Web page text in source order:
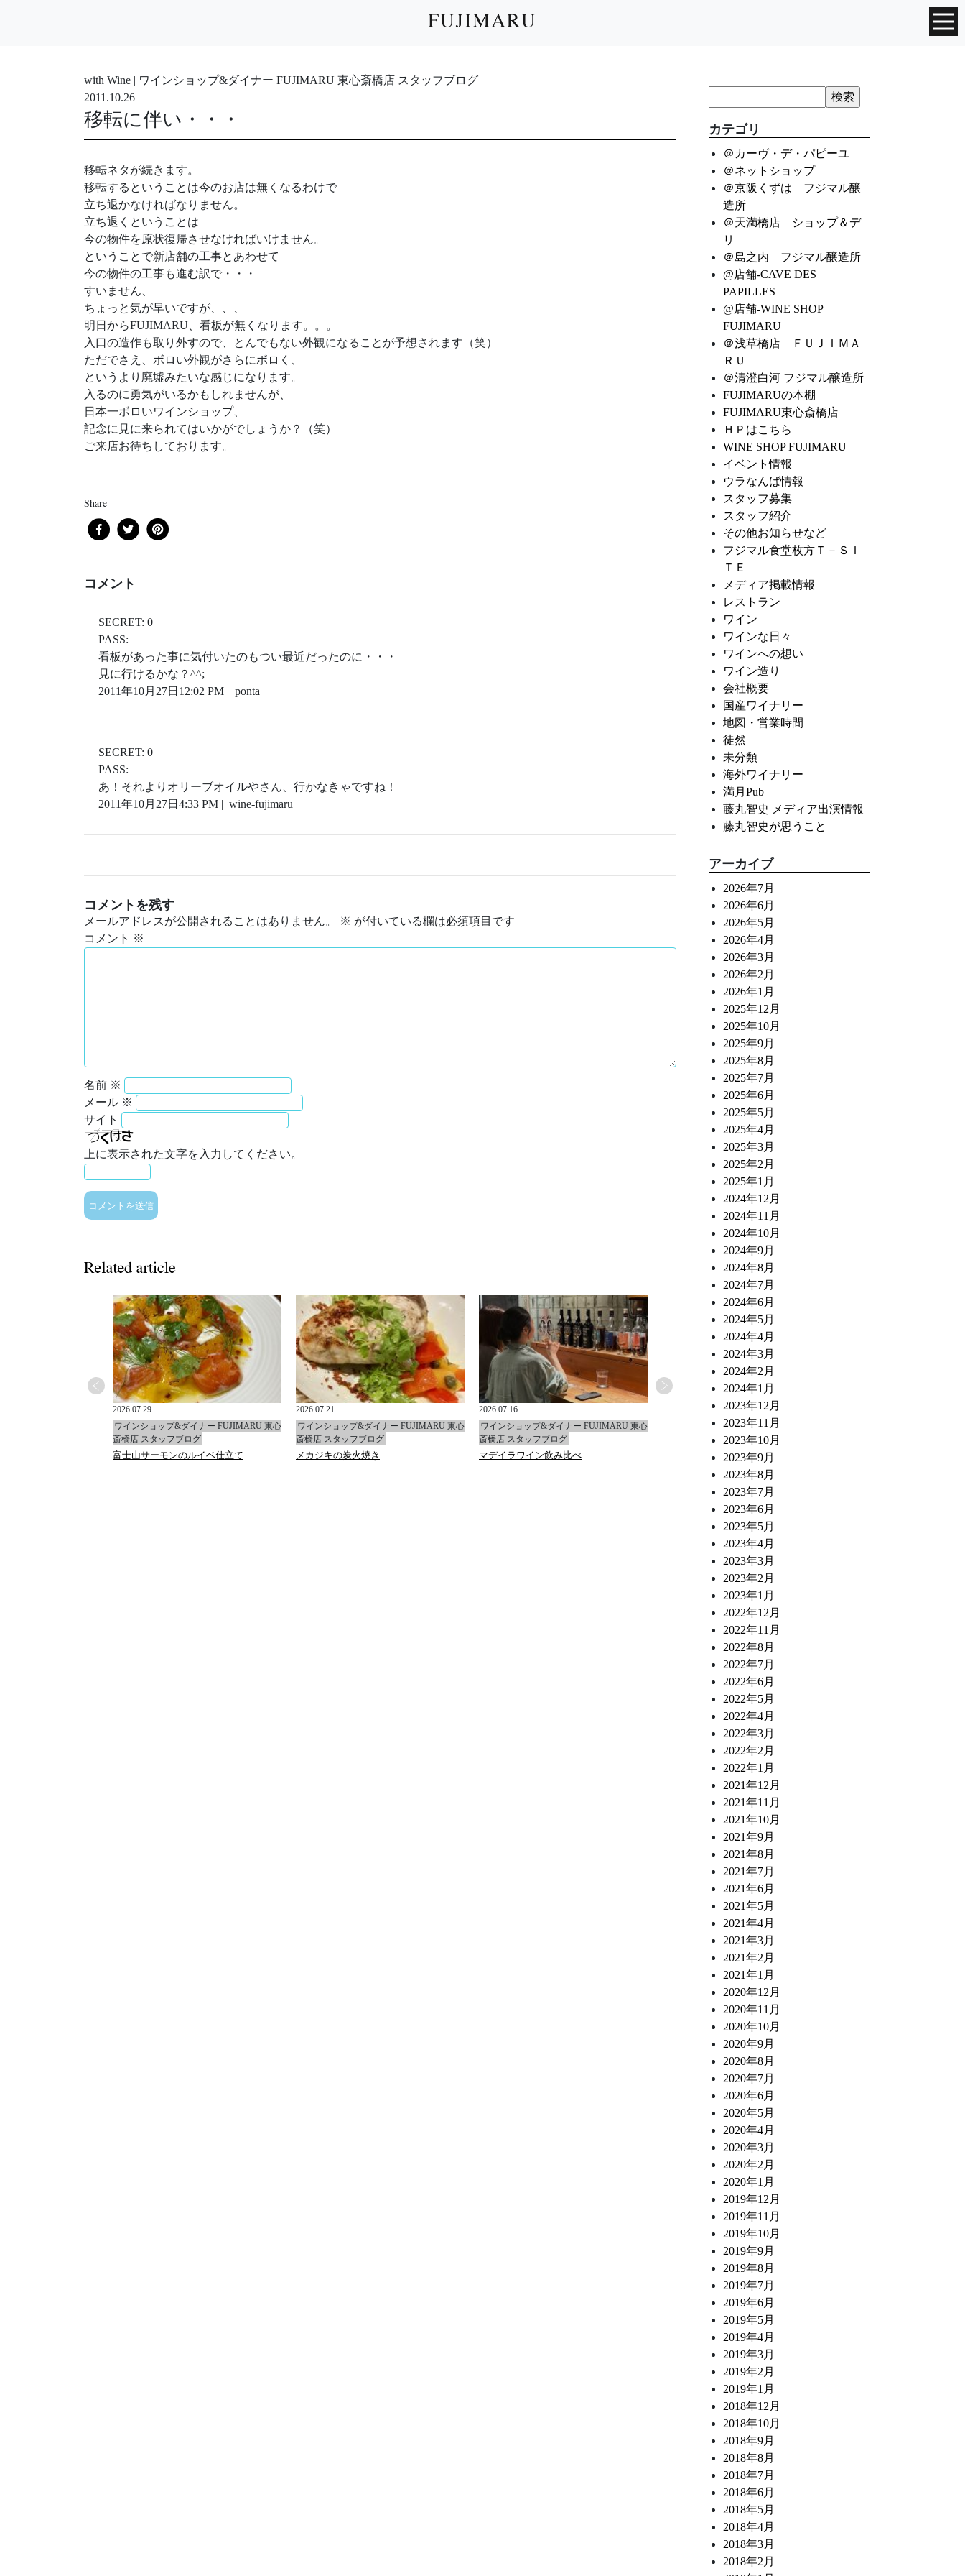
with Wine | ワインショップ&ダイナー FUJIMARU 東心斎橋店 スタッフブログ
2011.10.26
移転に伴い・・・
移転ネタが続きます。
移転するということは今のお店は無くなるわけで
立ち退かなければなりません。
立ち退くということは
今の物件を原状復帰させなければいけません。
ということで新店舗の工事とあわせて
今の物件の工事も進む訳で・・・
すいません、
ちょっと気が早いですが、、、
明日からFUJIMARU、看板が無くなります。。。
入口の造作も取り外すので、とんでもない外観になることが予想されます（笑）
ただでさえ、ボロい外観がさらにボロく、
というより廃墟みたいな感じになります。
入るのに勇気がいるかもしれませんが、
日本一ボロいワインショップ、
記念に見に来られてはいかがでしょうか？（笑）
ご来店お待ちしております。
Share
コメント
SECRET: 0
PASS:
看板があった事に気付いたのもつい最近だったのに・・・
見に行けるかな？^^;
2011年10月27日12:02 PM | ponta
SECRET: 0
PASS:
あ！それよりオリーブオイルやさん、行かなきゃですね！
2011年10月27日4:33 PM | wine-fujimaru
コメントを残す
メールアドレスが公開されることはありません。 ※ が付いている欄は必須項目です
コメント ※
名前 ※
メール ※
サイト
上に表示された文字を入力してください。
2026.07.29
ワインショップ&ダイナー FUJIMARU 東心
斎橋店 スタッフブログ
富士山サーモンのルイベ仕立て
2026.07.21
ワインショップ&ダイナー FUJIMARU 東心
斎橋店 スタッフブログ
メカジキの炭火焼き
2026.07.16
ワインショップ&ダイナー FUJIMARU 東心
斎橋店 スタッフブログ
マデイラワイン飲み比べ
ワインショップ&ダイナー FUJIMARU 東心
斎橋店 スタッフブログ
なにわ黒牛 炭火焼き ポスタ・ミラン
カテゴリ
＠カーヴ・デ・パピーユ
＠ネットショップ
＠京阪くずは フジマル醸
造所
＠天満橋店 ショップ＆デ
リ
＠島之内 フジマル醸造所
@店舗-CAVE DES
PAPILLES
@店舗-WINE SHOP
FUJIMARU
＠浅草橋店 ＦＵＪＩＭＡ
ＲＵ
＠清澄白河 フジマル醸造所
FUJIMARUの本棚
FUJIMARU東心斎橋店
ＨＰはこちら
WINE SHOP FUJIMARU
イベント情報
ウラなんば情報
スタッフ募集
スタッフ紹介
その他お知らせなど
フジマル食堂枚方Ｔ－ＳＩ
ＴＥ
メディア掲載情報
レストラン
ワイン
ワインな日々
ワインへの想い
ワイン造り
会社概要
国産ワイナリー
地図・営業時間
徒然
未分類
海外ワイナリー
満月Pub
藤丸智史 メディア出演情報
藤丸智史が思うこと
アーカイブ
2026年7月
2026年6月
2026年5月
2026年4月
2026年3月
2026年2月
2026年1月
2025年12月
2025年10月
2025年9月
2025年8月
2025年7月
2025年6月
2025年5月
2025年4月
2025年3月
2025年2月
2025年1月
2024年12月
2024年11月
2024年10月
2024年9月
2024年8月
2024年7月
2024年6月
2024年5月
2024年4月
2024年3月
2024年2月
2024年1月
2023年12月
2023年11月
2023年10月
2023年9月
2023年8月
2023年7月
2023年6月
2023年5月
2023年4月
2023年3月
2023年2月
2023年1月
2022年12月
2022年11月
2022年8月
2022年7月
2022年6月
2022年5月
2022年4月
2022年3月
2022年2月
2022年1月
2021年12月
2021年11月
2021年10月
2021年9月
2021年8月
2021年7月
2021年6月
2021年5月
2021年4月
2021年3月
2021年2月
2021年1月
2020年12月
2020年11月
2020年10月
2020年9月
2020年8月
2020年7月
2020年6月
2020年5月
2020年4月
2020年3月
2020年2月
2020年1月
2019年12月
2019年11月
2019年10月
2019年9月
2019年8月
2019年7月
2019年6月
2019年5月
2019年4月
2019年3月
2019年2月
2019年1月
2018年12月
2018年10月
2018年9月
2018年8月
2018年7月
2018年6月
2018年5月
2018年4月
2018年3月
2018年2月